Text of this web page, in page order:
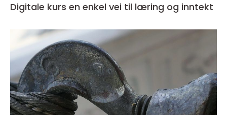
Digitale kurs en enkel vei til læring og inntekt